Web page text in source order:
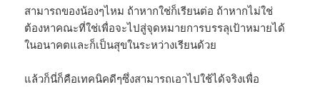
สามารถของน้องๆไหม ถ้าหากใช่ก็เรียนต่อ ถ้าหากไม่ใช่
ต้องหาคณะที่ใช่เพื่อจะไปสู่จุดหมายการบรรลุเป้าหมายได้
ในอนาคตและก็เป็นสุขในระหว่างเรียนด้วย
แล้วก็นี่ก็คือเทคนิคดีๆซึ่งสามารถเอาไปใช้ได้จริงเพื่อ